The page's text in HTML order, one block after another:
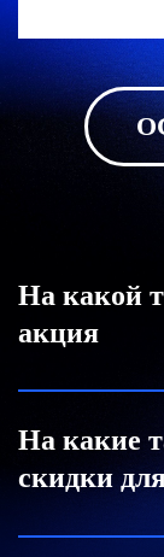
На какой
акция
Акция
Кыргызстана и
созданных в
На какие
скидки